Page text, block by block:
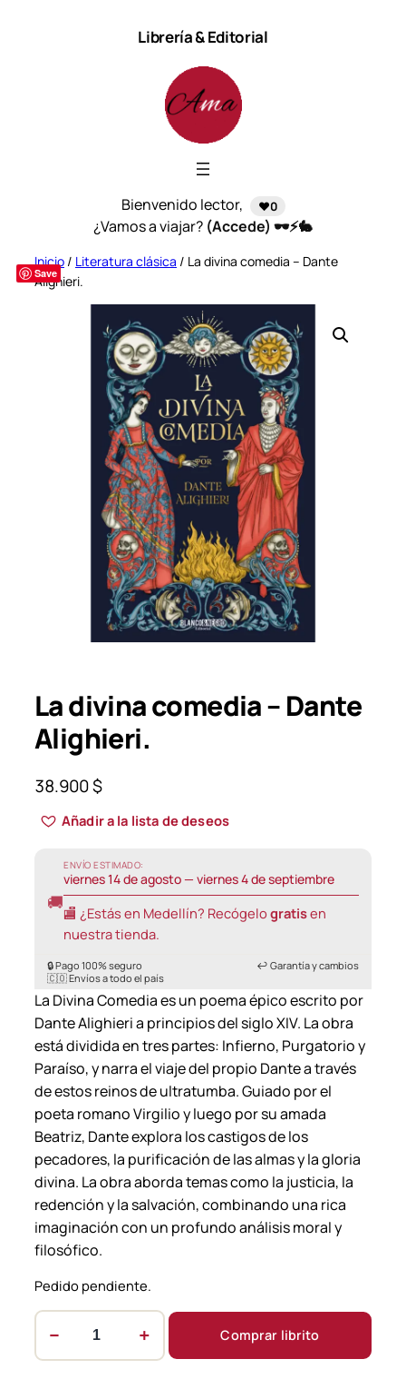
Librería & Editorial
Bienvenido lector, ❤️0
¿Vamos a viajar? (Accede) 🕶️⚡🐇
Save
Inicio / Literatura clásica / La divina comedia – Dante
Alighieri.
La divina comedia – Dante
Alighieri.
38.900$
Añadir a la lista de deseos
🚚
ENVÍO ESTIMADO:
viernes 14 de agosto — viernes 4 de septiembre
🏬 ¿Estás en Medellín? Recógelo gratisen
nuestra tienda.
🔒 Pago 100% seguro
↩️ Garantía y cambios
🇨🇴 Envíos a todo el país
La Divina Comedia es un poema épico escrito por
Dante Alighieri a principios del siglo XIV. La obra
está dividida en tres partes: Infierno, Purgatorio y
Paraíso, y narra el viaje del propio Dante a través
de estos reinos de ultratumba. Guiado por el
poeta romano Virgilio y luego por su amada
Beatriz, Dante explora los castigos de los
pecadores, la purificación de las almas y la gloria
divina. La obra aborda temas como la justicia, la
redención y la salvación, combinando una rica
imaginación con un profundo análisis moral y
filosófico.
Pedido pendiente.
a
− + Comprar librito